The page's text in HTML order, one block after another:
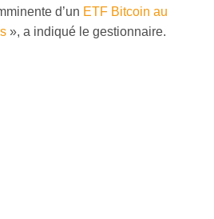
d’un ETF Bitcoin au
», a indiqué le gestionnaire.